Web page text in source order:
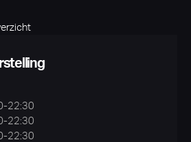
22:30
22:30
22:30